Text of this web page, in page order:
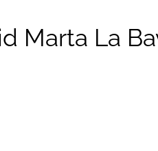
Marta La